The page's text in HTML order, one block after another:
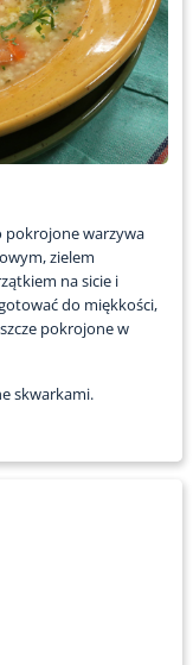
pokrojone warzywa
zielem
na sicie i
do miękkości,
pokrojone w
skwarkami.